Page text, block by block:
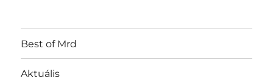
Best of Mrd
Aktuális